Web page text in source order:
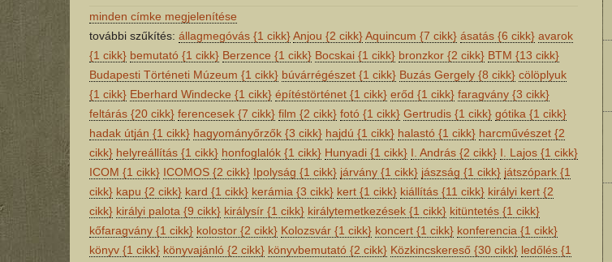
minden címke megjelenítése
további szűkítés: állagmegóvás {1 cikk} Anjou {2 cikk} Aquincum {7 cikk} ásatás {6 cikk} avarok
{1 cikk} bemutató {1 cikk} Berzence {1 cikk} Bocskai {1 cikk} bronzkor {2 cikk} BTM {13 cikk}
Budapesti Történeti Múzeum {1 cikk} búvárrégészet {1 cikk} Buzás Gergely {8 cikk} cölöplyuk
{1 cikk} Eberhard Windecke {1 cikk} építéstörténet {1 cikk} erőd {1 cikk} faragvány {3 cikk}
feltárás {20 cikk} ferencesek {7 cikk} film {2 cikk} fotó {1 cikk} Gertrudis {1 cikk} gótika {1 cikk}
hadak útján {1 cikk} hagyományőrzők {3 cikk} hajdú {1 cikk} halastó {1 cikk} harcművészet {2
cikk} helyreállítás {1 cikk} honfoglalók {1 cikk} Hunyadi {1 cikk} I. András {2 cikk} I. Lajos {1 cikk}
ICOM {1 cikk} ICOMOS {2 cikk} Ipolyság {1 cikk} járvány {1 cikk} jászság {1 cikk} játszópark {1
cikk} kapu {2 cikk} kard {1 cikk} kerámia {3 cikk} kert {1 cikk} kiállítás {11 cikk} királyi kert {2
cikk} királyi palota {9 cikk} királysír {1 cikk} királytemetkezések {1 cikk} kitüntetés {1 cikk}
kőfaragvány {1 cikk} kolostor {2 cikk} Kolozsvár {1 cikk} koncert {1 cikk} konferencia {1 cikk}
könyv {1 cikk} könyvajánló {2 cikk} könyvbemutató {2 cikk} Közkincskereső {30 cikk} ledőlés {1